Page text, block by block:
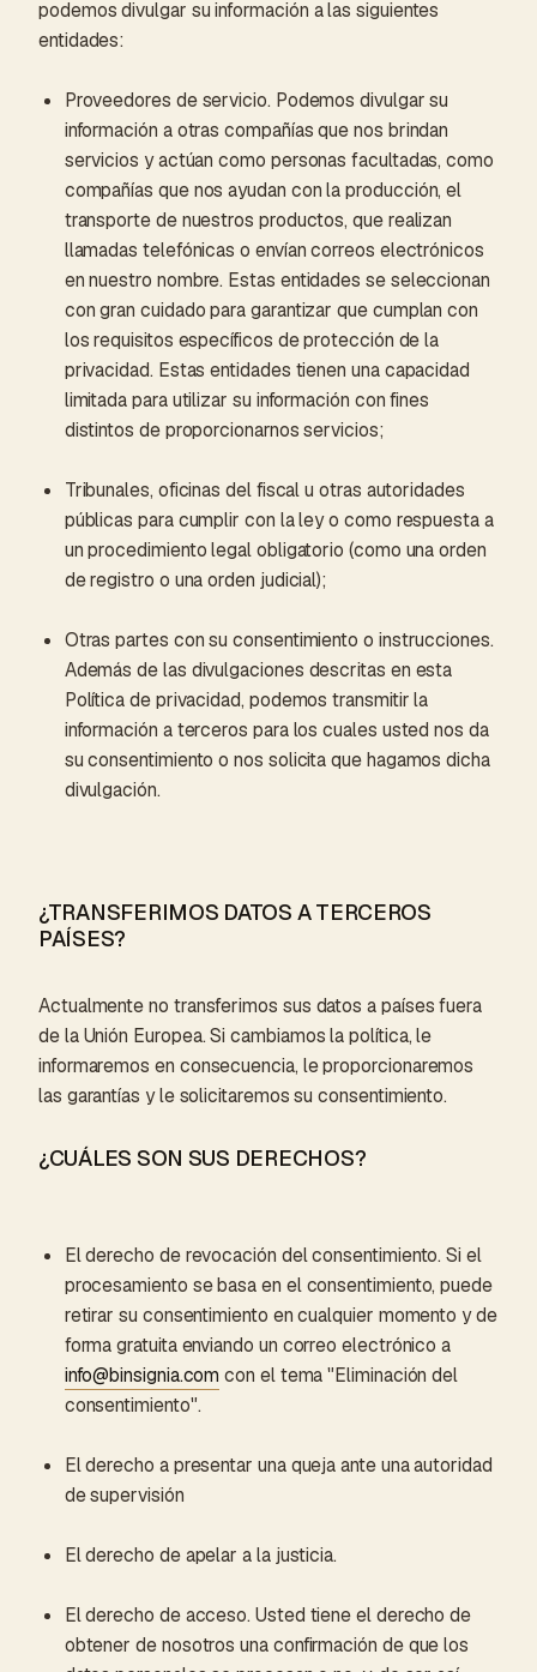
podemos divulgar su información a las siguientes
entidades:
Proveedores de servicio. Podemos divulgar su
información a otras compañías que nos brindan
servicios y actúan como personas facultadas, como
compañías que nos ayudan con la producción, el
transporte de nuestros productos, que realizan
llamadas telefónicas o envían correos electrónicos
en nuestro nombre. Estas entidades se seleccionan
con gran cuidado para garantizar que cumplan con
los requisitos específicos de protección de la
privacidad. Estas entidades tienen una capacidad
limitada para utilizar su información con fines
distintos de proporcionarnos servicios;
Tribunales, oficinas del fiscal u otras autoridades
públicas para cumplir con la ley o como respuesta a
un procedimiento legal obligatorio (como una orden
de registro o una orden judicial);
Otras partes con su consentimiento o instrucciones.
Además de las divulgaciones descritas en esta
Política de privacidad, podemos transmitir la
información a terceros para los cuales usted nos da
su consentimiento o nos solicita que hagamos dicha
divulgación.
¿TRANSFERIMOS DATOS A TERCEROS
PAÍSES?
Actualmente no transferimos sus datos a países fuera
de la Unión Europea. Si cambiamos la política, le
informaremos en consecuencia, le proporcionaremos
las garantías y le solicitaremos su consentimiento.
¿CUÁLES SON SUS DERECHOS?
El derecho de revocación del consentimiento. Si el
procesamiento se basa en el consentimiento, puede
retirar su consentimiento en cualquier momento y de
forma gratuita enviando un correo electrónico a
info@binsignia.com con el tema "Eliminación del
consentimiento".
El derecho a presentar una queja ante una autoridad
de supervisión
El derecho de apelar a la justicia.
El derecho de acceso. Usted tiene el derecho de
obtener de nosotros una confirmación de que los